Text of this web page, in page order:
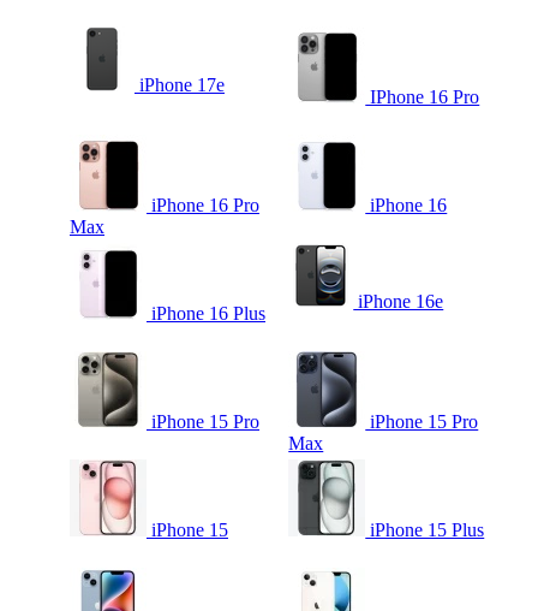
iPhone 17e
IPhone 16 Pro
iPhone 16 Pro
Max
iPhone 16
iPhone 16 Plus
iPhone 16e
iPhone 15 Pro
iPhone 15 Pro
Max
iPhone 15 iPhone 15 Plus